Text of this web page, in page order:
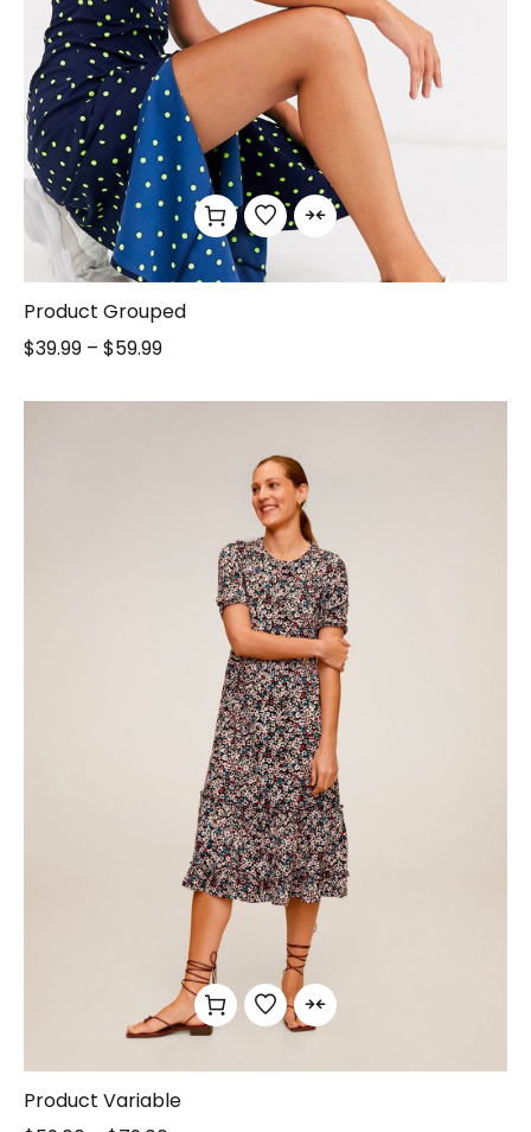
Product Grouped
$39.99 – $59.99
Product Variable